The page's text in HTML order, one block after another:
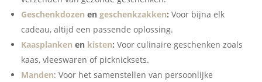
Geschenkdozen engeschenkzakken: Voor bijna elk
cadeau, altijd een passende oplossing.
Kaasplanken en kisten: Voor culinaire geschenken zoals
kaas, vleeswaren of picknicksets.
Manden: Voor het samenstellen van persoonlijke